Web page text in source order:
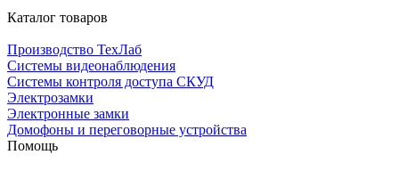
Каталог товаров
Производство ТехЛаб
Системы видеонаблюдения
Системы контроля доступа СКУД
Электрозамки
Электронные замки
Домофоны и переговорные устройства
Помощь